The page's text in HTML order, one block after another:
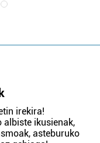
irekira!
albiste ikusienak,
asteburuko